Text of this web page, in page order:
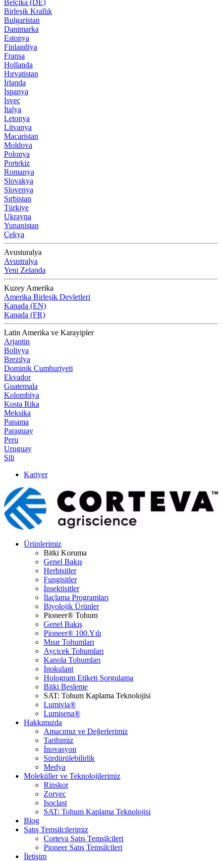
Belçika (DE)
Birleşik Krallık
Bulgaristan
Danimarka
Estonya
Finlandiya
Fransa
Hollanda
Hırvatistan
İrlanda
İspanya
İsveç
İtalya
Letonya
Litvanya
Macaristan
Moldova
Polonya
Portekiz
Romanya
Slovakya
Slovenya
Sırbistan
Türkiye
Ukrayna
Yunanistan
Çekya
Avusturalya
Avustralya
Yeni Zelanda
Kuzey Amerika
Amerika Birleşik Devletleri
Kanada (EN)
Kanada (FR)
Latin Amerika ve Karayipler
Arjantin
Bolivya
Brezilya
Dominik Cumhuriyeti
Ekvador
Guatemala
Kolombiya
Kosta Rika
Meksika
Panama
Paraguay
Peru
Uruguay
Şili
Kariyer
Ürünlerimiz
Bitki Koruma
Genel Bakış
Herbisitler
Fungisitler
İnsektisitler
İlaçlama Programları
Biyolojik Ürünler
Pioneer® Tohum
Genel Bakış
Pioneer® 100.Yılı
Mısır Tohumları
Ayçiçek Tohumları
Kanola Tohumları
İnokulant
Hologram Etiketi Sorgulama
Bitki Besleme
SAT: Tohum Kaplama Teknolojisi
Lumivia®
Lumisena®
Hakkımızda
Amacımız ve Değerlerimiz
Tarihimiz
İnovasyon
Sürdürülebilirlik
Medya
Moleküller ve Teknolojilerimiz
Rinskor
Zorvec
Isoclast
SAT: Tohum Kaplama Teknolojisi
Blog
Satış Temsilcilerimiz
Corteva Satış Temsilcileri
Pioneer Satış Temsilcileri
İletişim